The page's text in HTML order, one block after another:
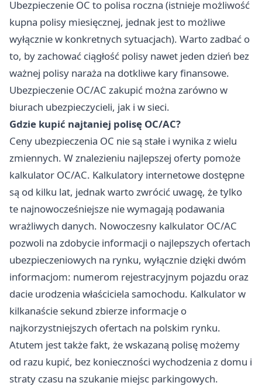
Ubezpieczenie OC to polisa roczna (istnieje możliwość
kupna polisy miesięcznej, jednak jest to możliwe
wyłącznie w konkretnych sytuacjach). Warto zadbać o
to, by zachować ciągłość polisy nawet jeden dzień bez
ważnej polisy naraża na dotkliwe kary finansowe.
Ubezpieczenie OC/AC zakupić można zarówno w
biurach ubezpieczycieli, jak i w sieci.
Gdzie kupić najtaniej polisę OC/AC?
Ceny ubezpieczenia OC nie są stałe i wynika z wielu
zmiennych. W znalezieniu najlepszej oferty pomoże
kalkulator OC/AC. Kalkulatory internetowe dostępne
są od kilku lat, jednak warto zwrócić uwagę, że tylko
te najnowocześniejsze nie wymagają podawania
wrażliwych danych. Nowoczesny kalkulator OC/AC
pozwoli na zdobycie informacji o najlepszych ofertach
ubezpieczeniowych na rynku, wyłącznie dzięki dwóm
informacjom: numerom rejestracyjnym pojazdu oraz
dacie urodzenia właściciela samochodu. Kalkulator w
kilkanaście sekund zbierze informacje o
najkorzystniejszych ofertach na polskim rynku.
Atutem jest także fakt, że wskazaną polisę możemy
od razu kupić, bez konieczności wychodzenia z domu i
straty czasu na szukanie miejsc parkingowych.